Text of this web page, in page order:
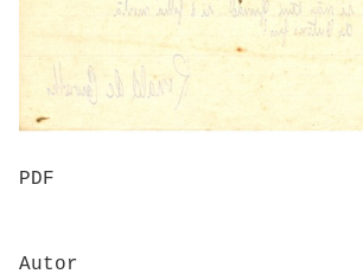
PDF
Autor